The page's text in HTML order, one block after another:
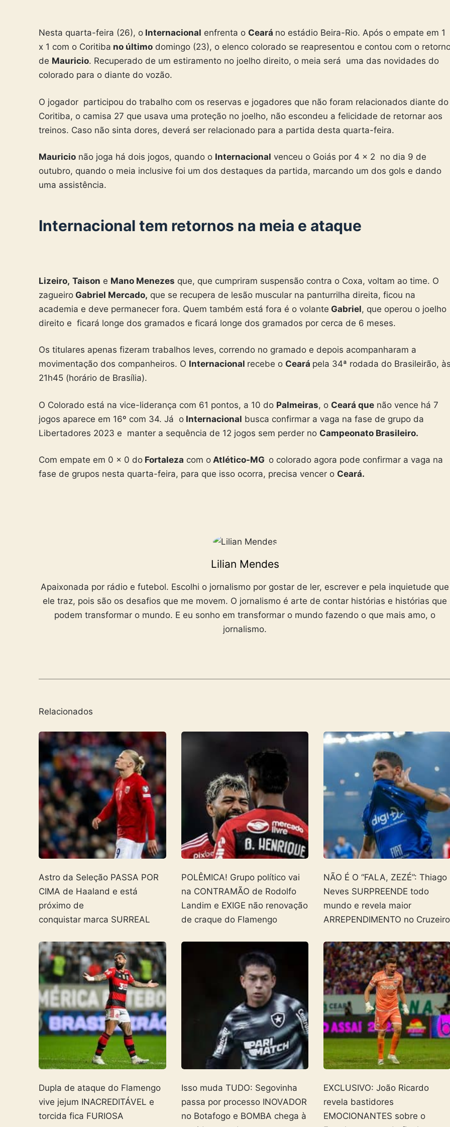
Nesta quarta-feira (26), o Internacional enfrenta o Ceará no estádio Beira-Rio. Após o empate em 1
x 1 com o Coritiba no último domingo (23), o elenco colorado se reapresentou e contou com o
de Mauricio. Recuperado de um estiramento no joelho direito, o meia será uma das novidades do
colorado para o diante do vozão.
O jogador participou do trabalho com os reservas e jogadores que não foram relacionados diante do
Coritiba, o camisa 27 que usava uma proteção no joelho, não escondeu a felicidade de retornar aos
treinos. Caso não sinta dores, deverá ser relacionado para a partida desta quarta-feira.
Mauricio não joga há dois jogos, quando o Internacional venceu o Goiás por 4 x 2 no dia 9 de
outubro, quando o meia inclusive foi um dos destaques da partida, marcando um dos gols e dando
uma assistência.
Internacional tem retornos na meia e ataque
Lizeiro, Taison e Mano Menezes que, que cumpriram suspensão contra o Coxa, voltam ao time. O
zagueiro Gabriel Mercado, que se recupera de lesão muscular na panturrilha direita, ficou na
academia e deve permanecer fora. Quem também está fora é o volante Gabriel, que operou o joelho
direito e ficará longe dos gramados e ficará longe dos gramados por cerca de 6 meses.
Os titulares apenas fizeram trabalhos leves, correndo no gramado e depois acompanharam a
movimentação dos companheiros. O Internacional recebe o Ceará pela 34ª rodada do Brasileirão,
21h45 (horário de Brasília).
O Colorado está na vice-liderança com 61 pontos, a 10 do Palmeiras, o Ceará que não vence há 7
jogos aparece em 16º com 34. Já o Internacional busca confirmar a vaga na fase de grupo da
Libertadores 2023 e manter a sequência de 12 jogos sem perder no Campeonato Brasileiro.
Com empate em 0 x 0 do Fortaleza com o Atlético-MG o colorado agora pode confirmar a vaga na
fase de grupos nesta quarta-feira, para que isso ocorra, precisa vencer o Ceará.
Lilian Mendes
Apaixonada por rádio e futebol. Escolhi o jornalismo por gostar de ler, escrever e pela inquietude que
ele traz, pois são os desafios que me movem. O jornalismo é arte de contar histórias e histórias que
podem transformar o mundo. E eu sonho em transformar o mundo fazendo o que mais amo, o
jornalismo.
Relacionados
Astro da Seleção PASSA POR
CIMA de Haaland e está
próximo de
conquistar marca SURREAL
POLÊMICA! Grupo político vai
na CONTRAMÃO de Rodolfo
Landim e EXIGE não renovação
de craque do Flamengo
NÃO É O “FALA, ZEZÉ”: Thiago
Neves SURPREENDE todo
mundo e revela maior
ARREPENDIMENTO no Cruzeiro
Dupla de ataque do Flamengo
vive jejum INACREDITÁVEL e
torcida fica FURIOSA
Isso muda TUDO: Segovinha
passa por processo INOVADOR
no Botafogo e BOMBA chega à
EXCLUSIVO: João Ricardo
revela bastidores
EMOCIONANTES sobre o